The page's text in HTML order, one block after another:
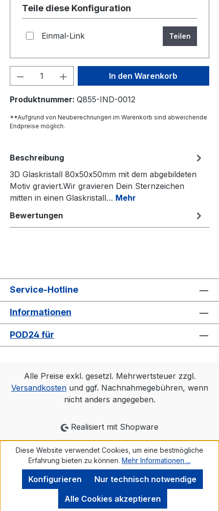
Teile diese Konfiguration
Einmal-Link Teilen
Produkt Anzahl: Gib denIn den Warenkorb
Produktnummer: Q855-IND-0012
**Aufgrund von Neuberechnungen im Warenkorb sind abweichende
Endpreise möglich.
Beschreibung
3D Glaskristall 80x50x50mm mit dem abgebildeten
Motiv graviert.Wir gravieren Dein Sternzeichen
mitten in einen Glaskristall… Mehr
Bewertungen
Service-Hotline
Informationen
POD24 für
Alle Preise exkl. gesetzl. Mehrwertsteuer zzgl.
Versandkostenund ggf. Nachnahmegebühren, wenn
nicht anders angegeben.
Realisiert mit Shopware
Diese Website verwendet Cookies, um eine bestmögliche
Erfahrung bieten zu können. Mehr Informationen ...
Nur technisch notwendige
Konfigurieren
Alle Cookies akzeptieren